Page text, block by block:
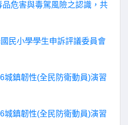
危害與毒駕風險之認識，共
民小學學生申訴評議委員會
城鎮韌性(全民防衛動員)演習
城鎮韌性(全民防衛動員)演習